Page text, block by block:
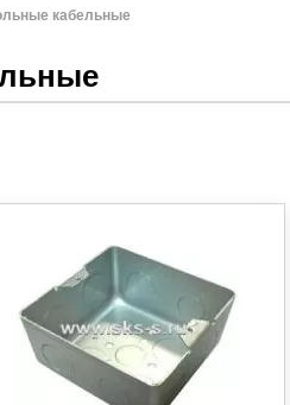
кабельные